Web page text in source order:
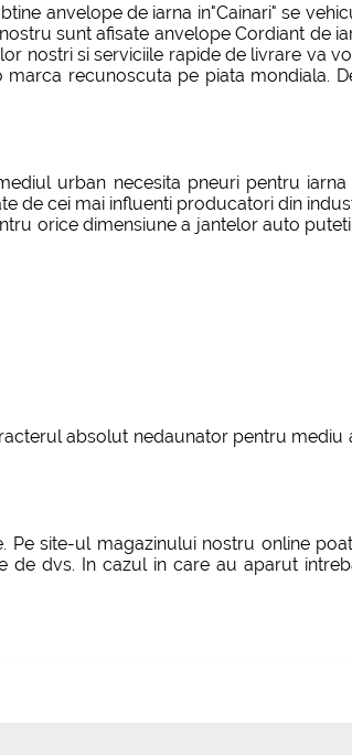
anvelope de iarna in"Cainari" se
sunt afisate anvelope Cordiant de
nostri si serviciile rapide de livrare va
recunoscuta pe piata mondiala.
urban necesita pneuri pentru iarna
de cei mai influenti producatori din
orice dimensiune a jantelor auto
absolut nedaunator pentru mediu
Pe site-ul magazinului nostru online
de dvs. In cazul in care au aparut